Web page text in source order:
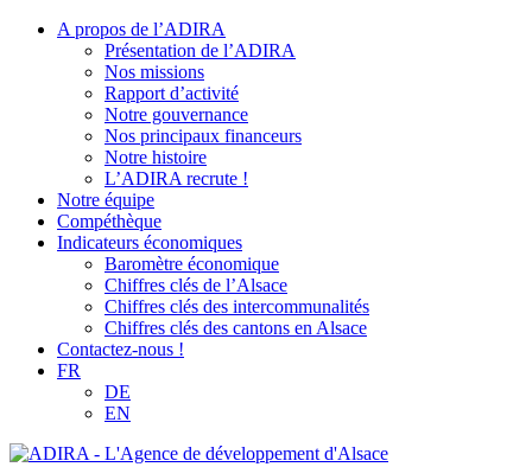
A propos de l’ADIRA
Présentation de l’ADIRA
Nos missions
Rapport d’activité
Notre gouvernance
Nos principaux financeurs
Notre histoire
L’ADIRA recrute !
Notre équipe
Compéthèque
Indicateurs économiques
Baromètre économique
Chiffres clés de l’Alsace
Chiffres clés des intercommunalités
Chiffres clés des cantons en Alsace
Contactez-nous !
FR
DE
EN